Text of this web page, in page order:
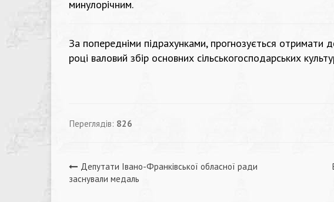
минулорічним.
За попередніми підрахунками, прогнозується
році валовий збір основних сільськогосподарських
Переглядів: 826
Навігація
Депутати Івано-Франківської обласної ради
заснували медаль